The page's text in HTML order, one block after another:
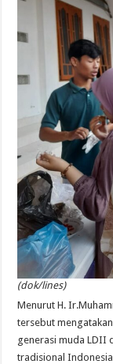
(dok/lines)
Menurut H.
tersebut
generasi muda LDII
tradisional